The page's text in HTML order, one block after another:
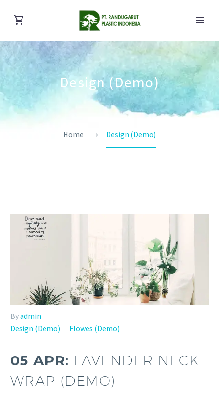
Design (Demo)
Home Design (Demo)
Byadmin
Design (Demo)
Flowes (Demo)
05 APR: LAVENDER NECK
WRAP (DEMO)